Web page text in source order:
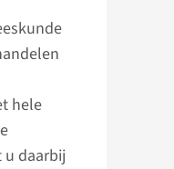
hele
u daarbij